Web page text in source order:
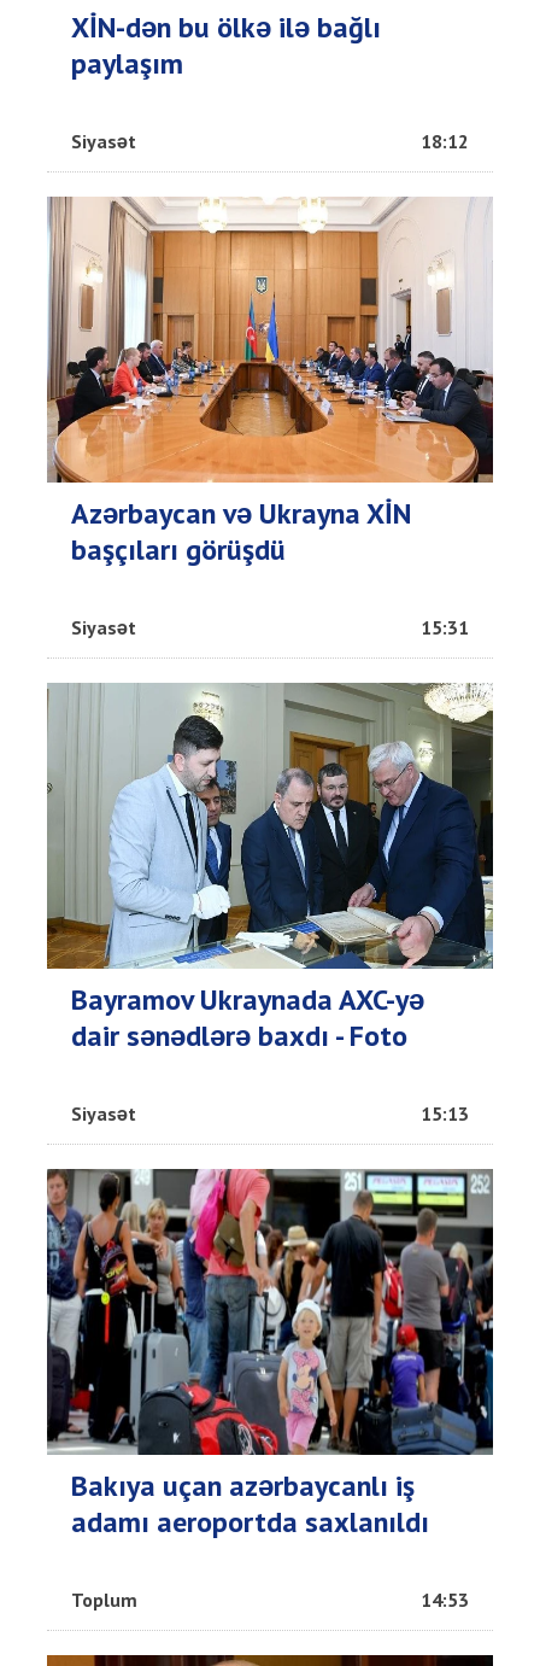
XİN-dən bu ölkə ilə bağlı
paylaşım
Siyasət 18:12
Azərbaycan və Ukrayna XİN
başçıları görüşdü
Siyasət 15:31
Bayramov Ukraynada AXC-yə
dair sənədlərə baxdı - Foto
Siyasət 15:13
Bakıya uçan azərbaycanlı iş
adamı aeroportda saxlanıldı
Toplum 14:53